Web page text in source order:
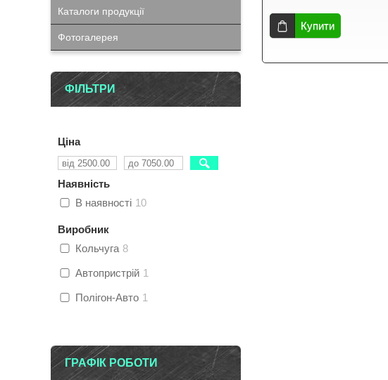
Купити
Каталоги продукції
Фотогалерея
ФІЛЬТРИ
Ціна
Наявність
В наявності 10
Виробник
Кольчуга 8
Автопристрій 1
Полігон-Авто 1
ГРАФІК РОБОТИ